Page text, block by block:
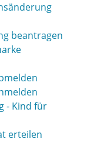
beantragen
- Kind für
erteilen